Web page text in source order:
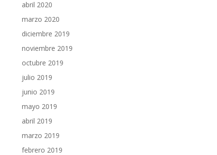
abril 2020
marzo 2020
diciembre 2019
noviembre 2019
octubre 2019
julio 2019
junio 2019
mayo 2019
abril 2019
marzo 2019
febrero 2019